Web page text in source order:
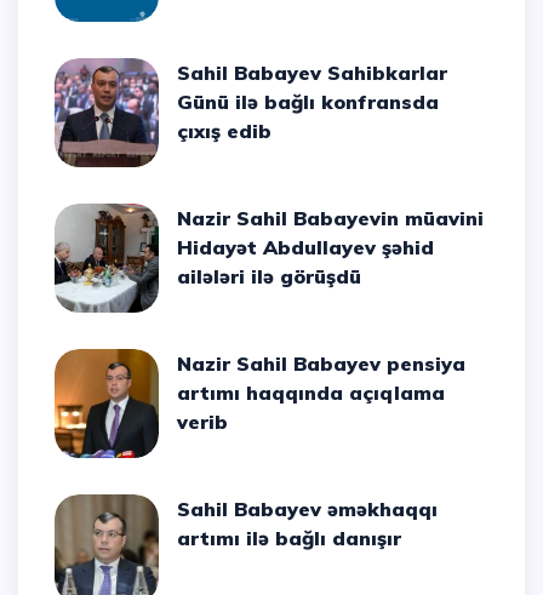
Sahil Babayev Sahibkarlar
Günü ilə bağlı konfransda
çıxış edib
Nazir Sahil Babayevin müavini
Hidayət Abdullayev şəhid
ailələri ilə görüşdü
Nazir Sahil Babayev pensiya
artımı haqqında açıqlama
verib
Sahil Babayev əməkhaqqı
artımı ilə bağlı danışır